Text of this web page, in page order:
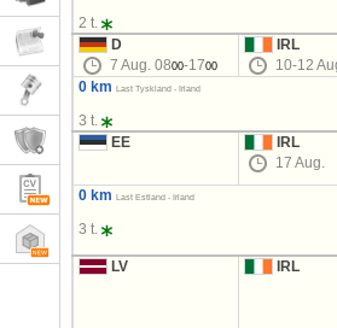
2 t.
D
7 Aug. 0800-1700
IRL
10-12
0 km
Last Tyskland - Irland
3 t.
EE
IRL
17 Aug.
0 km Last Estland - Irland
3 t.
LV IRL